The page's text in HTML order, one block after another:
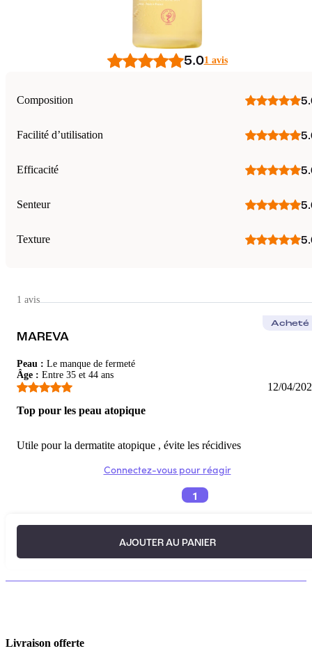
5.01 avis
Composition
Facilité d’utilisation
Efficacité
Senteur
Texture
1 avis
MAREVA
Peau : Le manque de fermeté
Âge : Entre 35 et 44 ans
Acheté
12/04/
Top pour les peau atopique
Utile pour la dermatite atopique , évite les récidives
Connectez-vous pour réagir
1
AJOUTER AU PANIER
Livraison offerte